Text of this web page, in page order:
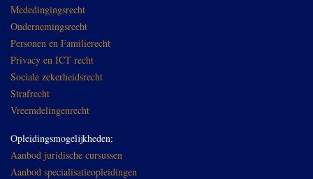
Mededingingsrecht
Ondernemingsrecht
Personen en Familierecht
Privacy en ICT recht
Sociale zekerheidsrecht
Strafrecht
Vreemdelingenrecht
Opleidingsmogelijkheden:
Aanbod juridische cursussen
Aanbod specialisatieopleidingen